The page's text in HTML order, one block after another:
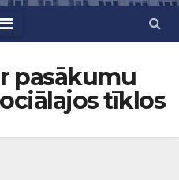
pasākumu
tīklos